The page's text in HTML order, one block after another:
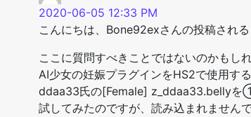
2020-06-05 12:33 PM
こんにちは、Bone92exさんの投稿され
ここに質問すべきことではないのかもしれ
AI少女の妊娠プラグインをHS2で使用す
ddaa33氏の[Female] z_ddaa33.belly
試してみたのですが、読み込まれませんで